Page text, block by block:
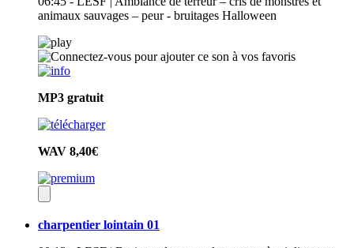
animaux sauvages – peur - bruitages Halloween
MP3 gratuit
WAV 8,40€
charpentier lointain 01